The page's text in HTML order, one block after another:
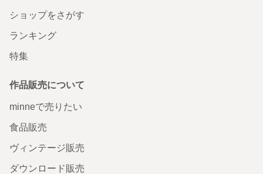
ショップをさがす
ランキング
特集
作品販売について
minneで売りたい
食品販売
ヴィンテージ販売
ダウンロード販売